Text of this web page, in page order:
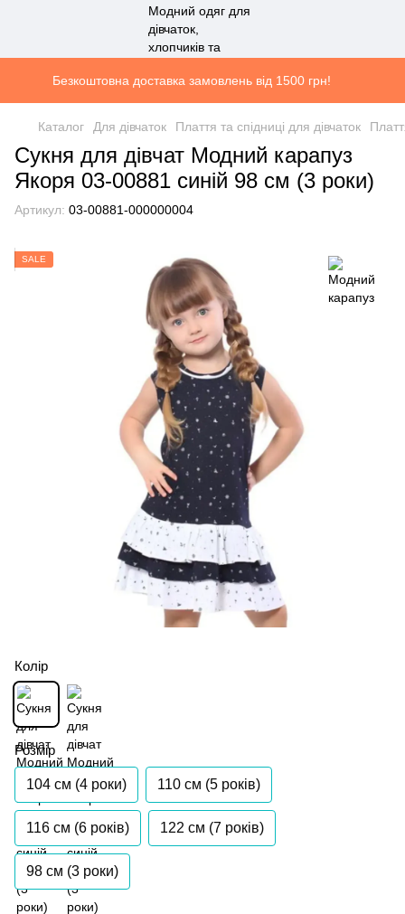
Безкоштовна доставка замовлень від 1500 грн!
Каталог Для дівчаток Плаття та спідниці для дівчаток
Сукня для дівчат Модний карапуз
Якоря 03-00881 синій 98 см (3 роки)
Артикул: 03-00881-000000004
SALE
Колір
Розмір
104 см (4 роки) 110 см (5 років)
116 см (6 років) 122 см (7 років)
98 см (3 роки)